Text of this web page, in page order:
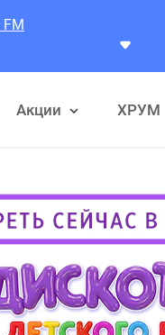
FM
Герра Александр
Акции ХРУМ